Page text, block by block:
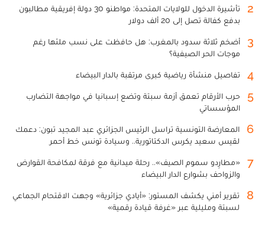
2
تأشيرة الدخول للولايات المتحدة: مواطنو 30 دولة إفريقية مطالبون
بدفع كفالة تصل إلى 20 ألف دولار
3
أضخم ثلاثة سدود بالمغرب: هل حافظت على نسب ملئها رغم
موجات الحر الصيفية؟
4 تفاصيل منشأة رياضية كبرى مرتقبة بالدار البيضاء
5
حرب الأرقام تعمق أزمة سبتة وتضع إسبانيا في مواجهة التضارب
المؤسساتي
6
المعارضة التونسية تراسل الرئيس الجزائري عبد المجيد تبون: دعمك
لقيس سعيد يكرس الدكتاتورية.. وسيادة تونس خط أحمر
7
«مطارِدو سموم الصيف».. رحلة ميدانية مع فرقة لمكافحة القوارض
والزواحف بشوارع الدار البيضاء
8
تقرير أمني يكشف المستور: «أيادي جزائرية» وجهت الاقتحام الجماعي
لسبتة ومليلية عبر «غرفة قيادة رقمية»